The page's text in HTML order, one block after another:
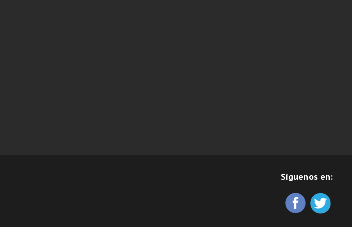
Síguenos en: